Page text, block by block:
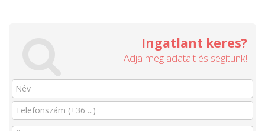
Ingatlant keres?
Adja meg adatait és segítünk!